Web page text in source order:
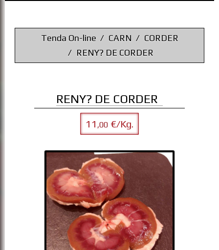
Tenda On-line CARN
CORDER
RENY? DE CORDER
RENY? DE CORDER
11 ,00 €/Kg.